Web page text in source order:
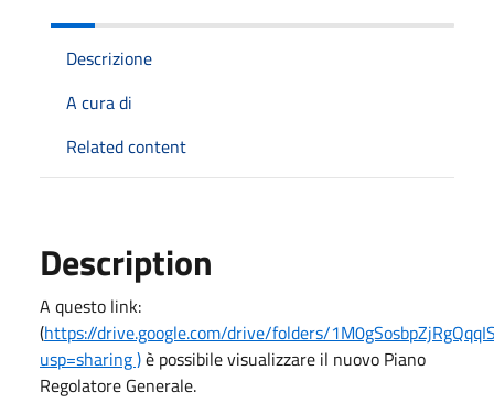
Descrizione
A cura di
Related content
Description
A questo link:
(https://drive.google.com/drive/folders/
usp=sharing )è possibile visualizzare il nuovo Piano
Regolatore Generale.